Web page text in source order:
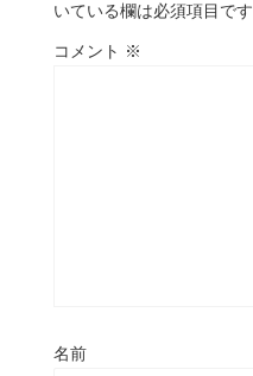
いている欄は必須項目です
コメント ※
名前